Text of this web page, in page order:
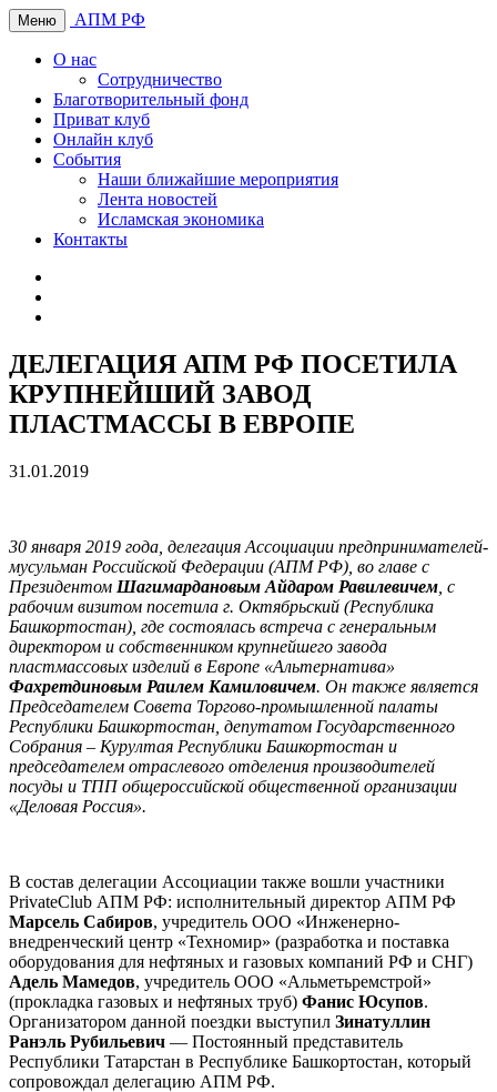
Меню АПМ РФ
О нас
Сотрудничество
Благотворительный фонд
Приват клуб
Онлайн клуб
События
Наши ближайшие мероприятия
Лента новостей
Исламская экономика
Контакты
ДЕЛЕГАЦИЯ АПМ РФ ПОСЕТИЛА
КРУПНЕЙШИЙ ЗАВОД
ПЛАСТМАССЫ В ЕВРОПЕ
31.01.2019
30 января 2019 года, делегация Ассоциации предпринимателей-
мусульман Российской Федерации (АПМ РФ), во главе с
Президентом Шагимардановым Айдаром Равилевичем , с
рабочим визитом посетила г. Октябрьский (Республика
Башкортостан), где состоялась встреча с генеральным
директором и собственником крупнейшего завода
пластмассовых изделий в Европе «Альтернатива»
Фахретдиновым Раилем Камиловичем. Он также является
Председателем Совета Торгово-промышленной палаты
Республики Башкортостан, депутатом Государственного
Собрания – Курултая Республики Башкортостан и
председателем отраслевого отделения производителей
посуды и ТПП общероссийской общественной организации
«Деловая Россия».
В состав делегации Ассоциации также вошли участники
PrivateClub АПМ РФ: исполнительный директор АПМ РФ
Марсель Сабиров, учредитель ООО «Инженерно-
внедренческий центр «Техномир» (разработка и поставка
оборудования для нефтяных и газовых компаний РФ и СНГ)
Адель Мамедов, учредитель ООО «Альметьремстрой»
(прокладка газовых и нефтяных труб) Фанис Юсупов.
Организатором данной поездки выступил Зинатуллин
Ранэль Рубильевич — Постоянный представитель
Республики Татарстан в Республике Башкортостан, который
сопровождал делегацию АПМ РФ.